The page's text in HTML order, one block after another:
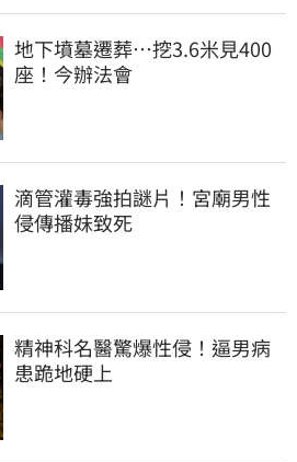
地下墳墓遷葬…挖3.6米見400
座！今辦法會
滴管灌毒強拍謎片！宮廟男性
侵傳播妹致死
精神科名醫驚爆性侵！逼男病
患跪地硬上